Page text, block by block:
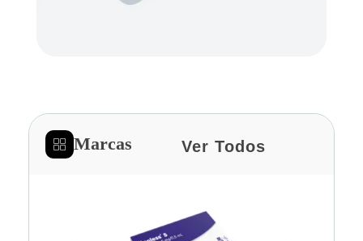
Marcas Ver Todos